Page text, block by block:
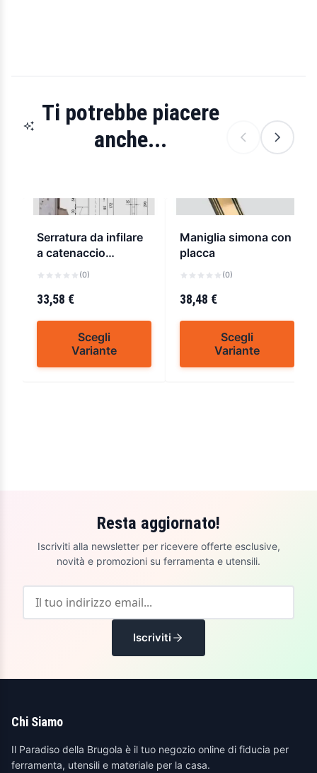
Ti potrebbe piacere
anche...
Serratura da infilare
a catenaccio
basculante, a
cisa 46215
(0)
33,58 €
Scegli
Variante
Maniglia simona con
placca
(0)
38,48 €
Scegli
Variante
Resta aggiornato!
Iscriviti alla newsletter per ricevere offerte esclusive,
novità e promozioni su ferramenta e utensili.
Iscriviti
Chi Siamo
Il Paradiso della Brugola è il tuo negozio online di fiducia per
ferramenta, utensili e materiale per la casa.